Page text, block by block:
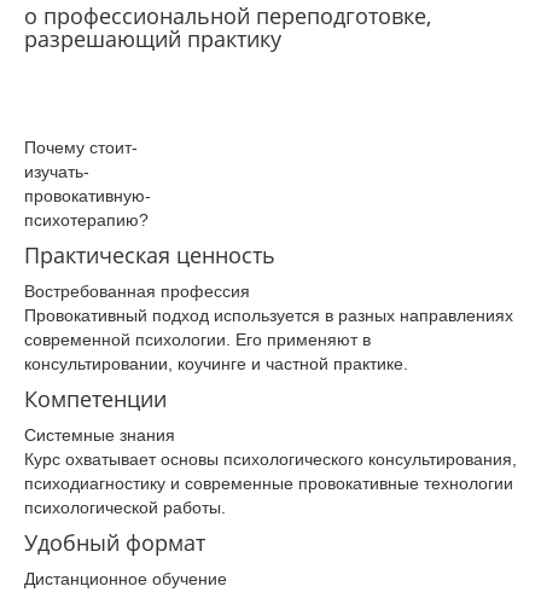
о профессиональной переподготовке,
разрешающий практику
Почему­ стоит­
изучать­
провокативную­
психотерапию­?
Практическая ценность
Востребованная профессия
Провокативный подход используется в разных направлениях
современной психологии. Его применяют в
консультировании, коучинге и частной практике.
Компетенции
Системные знания
Курс охватывает основы психологического консультирования,
психодиагностику и современные провокативные технологии
психологической работы.
Удобный формат
Дистанционное обучение